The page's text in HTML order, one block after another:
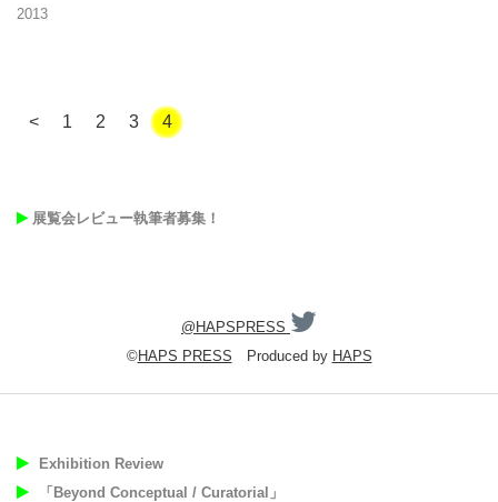
2013
< 1 2 3 4
展覧会レビュー執筆者募集！
@HAPSPRESS
©HAPS PRESS Produced by HAPS
Exhibition Review
「Beyond Conceptual / Curatorial」